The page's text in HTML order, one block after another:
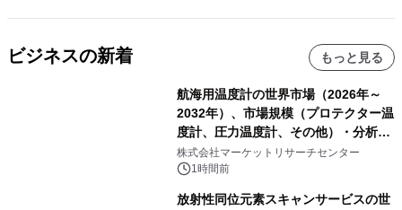
ビジネスの新着 もっと見る
航海用温度計の世界市場（2026年～
2032年）、市場規模（プロテクター温
度計、圧力温度計、その他）・分析レ
ポートを発表
株式会社マーケットリサーチセンター
1時間前
放射性同位元素スキャンサービスの世